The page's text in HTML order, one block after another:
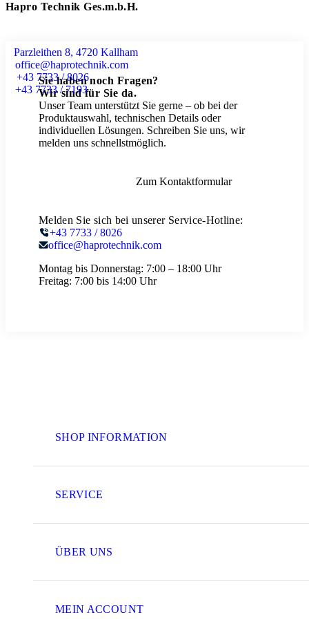
Hapro Technik Ges.m.b.H.
Parzleithen 8, 4720 Kallham
office@haprotechnik.com
+43 7733 / 8026
+43 7733 / 7193
Sie haben noch Fragen?
Wir sind für Sie da.
Unser Team unterstützt Sie gerne – ob bei der
Produktauswahl, technischen Details oder
individuellen Lösungen. Schreiben Sie uns, wir
melden uns schnellstmöglich.
Zum Kontaktformular
Melden Sie sich bei unserer Service-Hotline:
+43 7733 / 8026
office@haprotechnik.com
Montag bis Donnerstag: 7:00 – 18:00 Uhr
Freitag: 7:00 bis 14:00 Uhr
SHOP INFORMATION
SERVICE
ÜBER UNS
MEIN ACCOUNT